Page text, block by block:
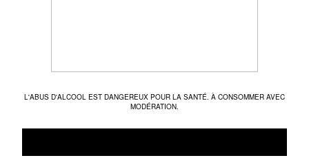
L'ABUS D'ALCOOL EST DANGEREUX POUR LA SANTÉ. À CONSOMMER AVEC
MODÉRATION.